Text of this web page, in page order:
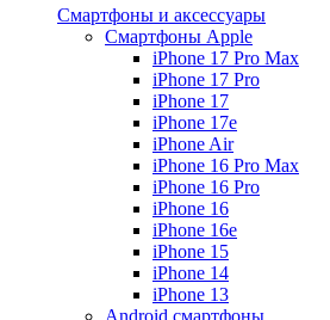
Смартфоны и аксессуары
Смартфоны Apple
iPhone 17 Pro Max
iPhone 17 Pro
iPhone 17
iPhone 17e
iPhone Air
iPhone 16 Pro Max
iPhone 16 Pro
iPhone 16
iPhone 16e
iPhone 15
iPhone 14
iPhone 13
Android cмартфоны